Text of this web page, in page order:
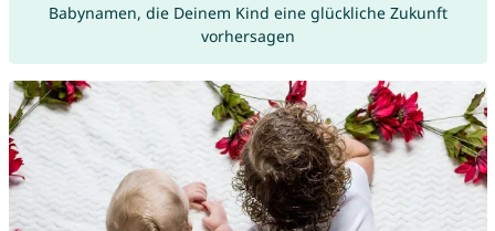
Babynamen, die Deinem Kind eine glückliche Zukunft
vorhersagen